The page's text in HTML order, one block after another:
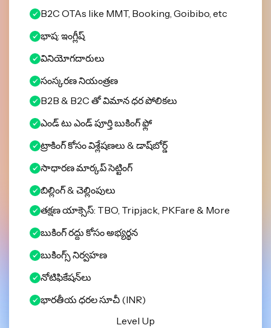
B2C OTAs like MMT, Booking, Goibibo, etc
భాష: ఇంగ్లీష్
వినియోగదారులు
సంస్కరణ నియంత్రణ
B2B & B2C తో విమాన ధర పోలికలు
ఎండ్ టు ఎండ్ పూర్తి బుకింగ్ ఫ్లో
ట్రాకింగ్ కోసం విశ్లేషణలు & డాష్‌బోర్డ్
సాధారణ మార్కప్ సెట్టింగ్
బిల్లింగ్ & చెల్లింపులు
తక్షణ యాక్సెస్: TBO, Tripjack, PKFare & More
బుకింగ్ రద్దు కోసం అభ్యర్థన
బుకింగ్స్ నిర్వహణ
నోటిఫికేషన్‌లు
భారతీయ ధరల సూచీ (INR)
Level Up